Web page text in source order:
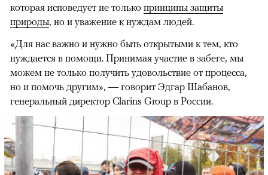
которая исповедует не только принципы защиты
природы, но и уважение к нуждам людей.
«Для нас важно и нужно быть открытыми к тем, кто
нуждается в помощи. Принимая участие в забеге, мы
можем не только получить удовольствие от процесса,
но и помочь другим», — говорит Эдгар Шабанов,
генеральный директор Clarins Group в России.